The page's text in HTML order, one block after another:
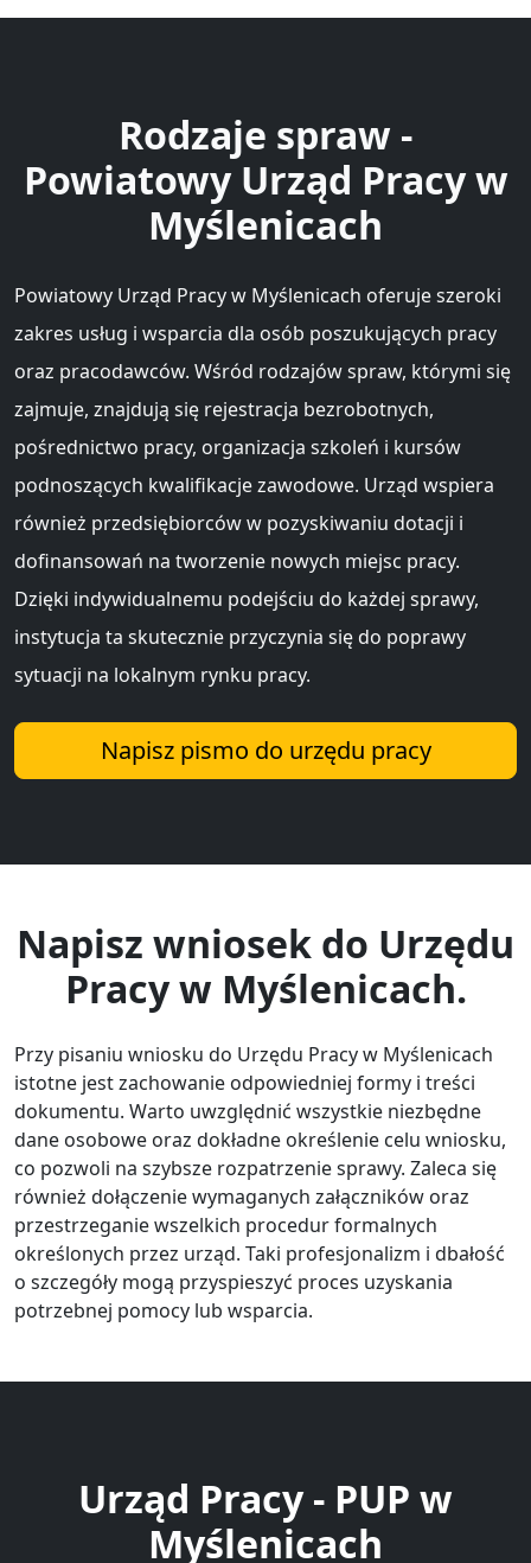
Rodzaje spraw -
Powiatowy Urząd Pracy w
Myślenicach
Powiatowy Urząd Pracy w Myślenicach oferuje szeroki
zakres usług i wsparcia dla osób poszukujących pracy
oraz pracodawców. Wśród rodzajów spraw, którymi się
zajmuje, znajdują się rejestracja bezrobotnych,
pośrednictwo pracy, organizacja szkoleń i kursów
podnoszących kwalifikacje zawodowe. Urząd wspiera
również przedsiębiorców w pozyskiwaniu dotacji i
dofinansowań na tworzenie nowych miejsc pracy.
Dzięki indywidualnemu podejściu do każdej sprawy,
instytucja ta skutecznie przyczynia się do poprawy
sytuacji na lokalnym rynku pracy.
Napisz pismo do urzędu pracy
Napisz wniosek do Urzędu
Pracy w Myślenicach.
Przy pisaniu wniosku do Urzędu Pracy w Myślenicach
istotne jest zachowanie odpowiedniej formy i treści
dokumentu. Warto uwzględnić wszystkie niezbędne
dane osobowe oraz dokładne określenie celu wniosku,
co pozwoli na szybsze rozpatrzenie sprawy. Zaleca się
również dołączenie wymaganych załączników oraz
przestrzeganie wszelkich procedur formalnych
określonych przez urząd. Taki profesjonalizm i dbałość
o szczegóły mogą przyspieszyć proces uzyskania
potrzebnej pomocy lub wsparcia.
Urząd Pracy - PUP w
Myślenicach